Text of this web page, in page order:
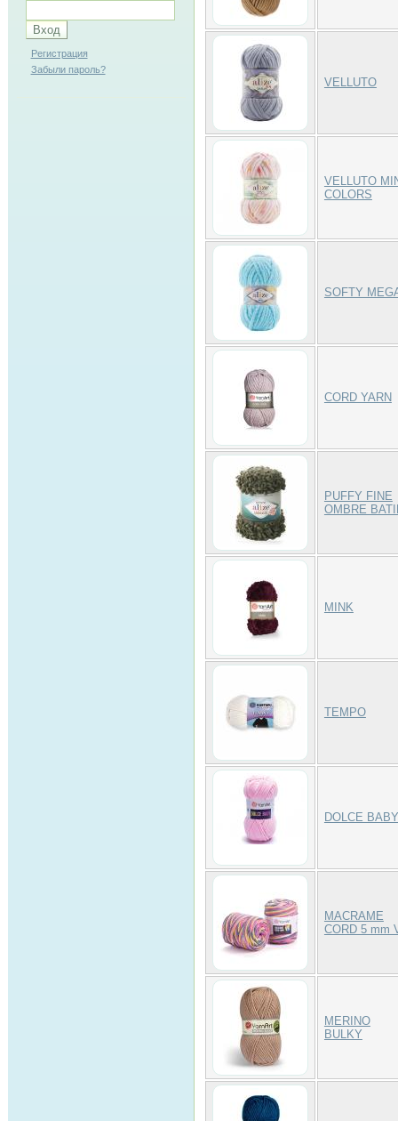
Регистрация
Забыли пароль?
VELLUTO
VELLUTO
COLORS
SOFTY
CORD YARN
PUFFY FINE
OMBRE
MINK
TEMPO
DOLCE BABY
MACRAME
CORD 5 mm
MERINO
BULKY